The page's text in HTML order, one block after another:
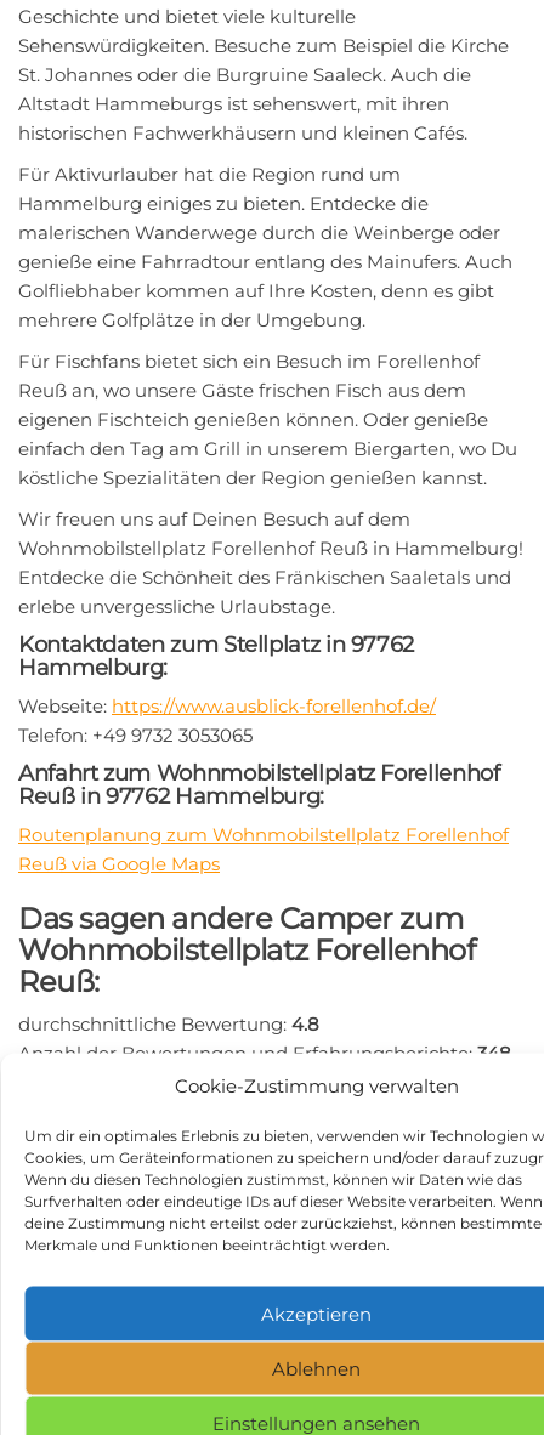
Cookie-Zustimmung verwalten
Um dir ein optimales Erlebnis zu bieten, verwenden wir Technologien
Cookies, um Geräteinformationen zu speichern und/oder darauf
Wenn du diesen Technologien zustimmst, können wir Daten wie das
Surfverhalten oder eindeutige IDs auf dieser Website verarbeiten.
deine Zustimmung nicht erteilst oder zurückziehst, können bestimmte
Merkmale und Funktionen beeinträchtigt werden.
Akzeptieren
Ablehnen
Einstellungen ansehen
Geschichte und bietet viele kulturelle
Sehenswürdigkeiten. Besuche zum Beispiel die Kirche
St. Johannes oder die Burgruine Saaleck. Auch die
Altstadt Hammeburgs ist sehenswert, mit ihren
historischen Fachwerkhäusern und kleinen Cafés.
Für Aktivurlauber hat die Region rund um
Hammelburg einiges zu bieten. Entdecke die
malerischen Wanderwege durch die Weinberge oder
genieße eine Fahrradtour entlang des Mainufers. Auch
Golfliebhaber kommen auf Ihre Kosten, denn es gibt
mehrere Golfplätze in der Umgebung.
Für Fischfans bietet sich ein Besuch im Forellenhof
Reuß an, wo unsere Gäste frischen Fisch aus dem
eigenen Fischteich genießen können. Oder genieße
einfach den Tag am Grill in unserem Biergarten, wo Du
köstliche Spezialitäten der Region genießen kannst.
Wir freuen uns auf Deinen Besuch auf dem
Wohnmobilstellplatz Forellenhof Reuß in Hammelburg!
Entdecke die Schönheit des Fränkischen Saaletals und
erlebe unvergessliche Urlaubstage.
Kontaktdaten zum Stellplatz in 97762
Hammelburg:
Webseite: https://www.ausblick-forellenhof.de/
Telefon: +49 9732 3053065
Anfahrt zum Wohnmobilstellplatz Forellenhof
Reuß in 97762 Hammelburg:
Routenplanung zum Wohnmobilstellplatz Forellenhof
Reuß via Google Maps
Das sagen andere Camper zum
Wohnmobilstellplatz Forellenhof
Reuß:
durchschnittliche Bewertung: 4.8
Anzahl der Bewertungen und Erfahrungsberichte: 348
Hier findest Du Erfahrungsberichte und Bewertungen
Forellenhof Reuß:
https://search.google.com/local/writereview?
placeid=ChIJK61NRFPdokcRbSsaexB42iI
Beitragsnavigation
Vorheriger
ZURÜCK
Blaue Adria in 02694
Schlagwörter